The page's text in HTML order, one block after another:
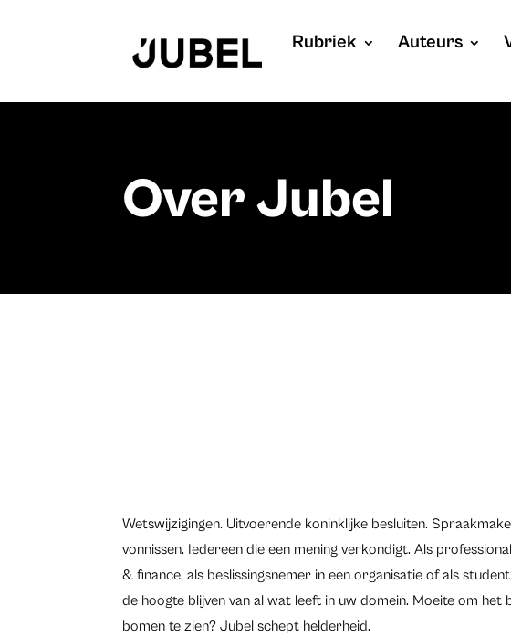
Rubriek Auteurs
Over Jubel
Wetswijzigingen. Uitvoerende koninklijke besluiten.
vonnissen. Iedereen die een mening verkondigt. Als
& finance, als beslissingsnemer in een organisatie of als
de hoogte blijven van al wat leeft in uw domein. Moeite om het
bomen te zien? Jubel schept helderheid.